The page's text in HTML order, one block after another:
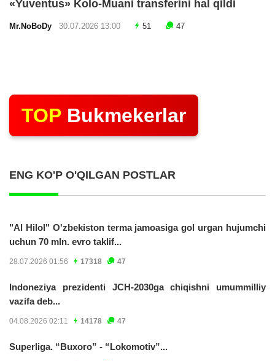
«Yuventus» Kolo-Muani transferini hal qildi
Mr.NoBoDy 30.07.2026 13:00 51 47
TOP Bukmekerlar
ENG KO'P O'QILGAN POSTLAR
"Al Hilol" O'zbekiston terma jamoasiga gol urgan hujumchi
uchun 70 mln. evro taklif...
28.07.2026 01:56 17318 47
Indoneziya prezidenti JCH-2030ga chiqishni umummilliy
vazifa deb...
04.08.2026 02:11 14178 47
Superliga. “Buxoro” - “Lokomotiv”...